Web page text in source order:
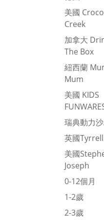
美國
Creek
加拿大
The Box
紐西蘭
Mum
美國 KIDS
瑞典動力
英國
美國
Joseph
0-12個月
1-2歲
2-3歲